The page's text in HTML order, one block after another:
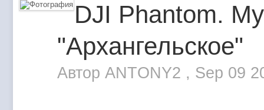
DJI Phantom.
"Архангельское"
Автор ANTONY2 , Sep 09